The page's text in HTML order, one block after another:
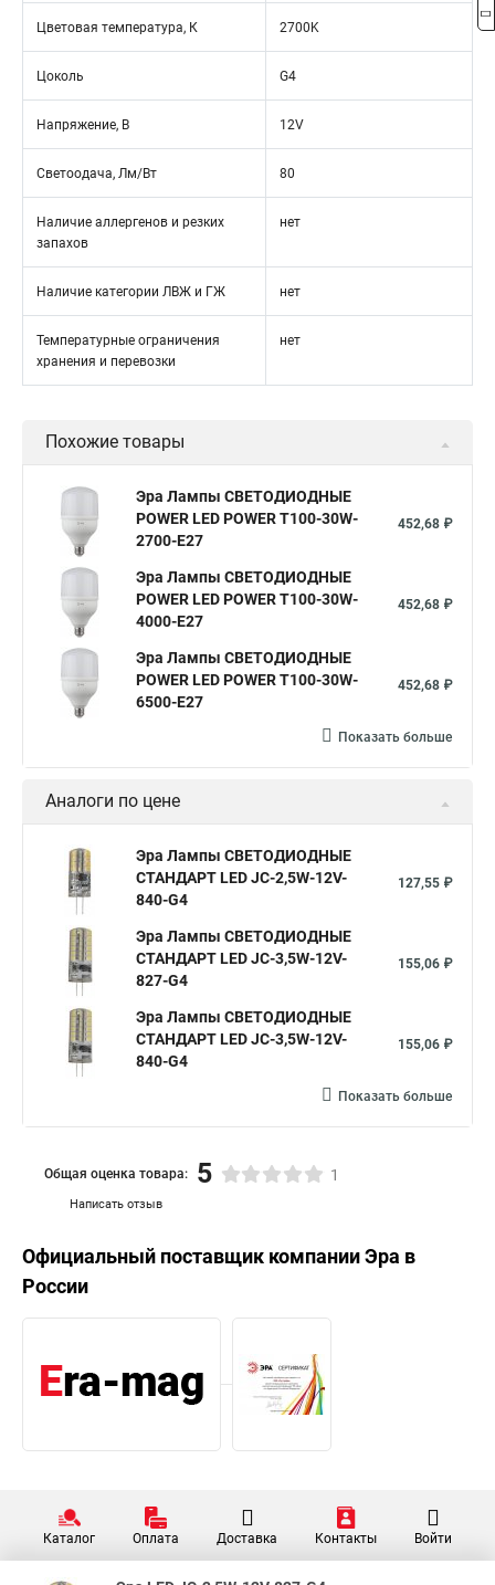
Цветовая температура, К 2700K
Цоколь G4
Напряжение, В 12V
Светоодача, Лм/Вт 80
Наличие аллергенов и резких
запахов
нет
Наличие категории ЛВЖ и ГЖ нет
Температурные ограничения
хранения и перевозки
нет
Похожие товары
Эра Лампы СВЕТОДИОДНЫЕ
POWER LED POWER T100-30W-
2700-E27
452,68 ₽
Эра Лампы СВЕТОДИОДНЫЕ
POWER LED POWER T100-30W-
4000-E27
452,68 ₽
Эра Лампы СВЕТОДИОДНЫЕ
POWER LED POWER T100-30W-
6500-E27
452,68 ₽
Показать больше
Аналоги по цене
Эра Лампы СВЕТОДИОДНЫЕ
СТАНДАРТ LED JC-2,5W-12V-
840-G4
127,55 ₽
Эра Лампы СВЕТОДИОДНЫЕ
СТАНДАРТ LED JC-3,5W-12V-
827-G4
155,06 ₽
Эра Лампы СВЕТОДИОДНЫЕ
СТАНДАРТ LED JC-3,5W-12V-
840-G4
155,06 ₽
Показать больше
Написать отзыв
Общая оценка товара: 5 1
Официальный поставщик компанииЭра в
России
Каталог Оплата Доставка Контакты Войти